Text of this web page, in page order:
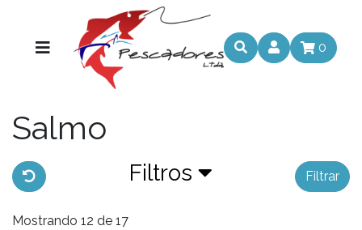
0
Salmo
Filtros Filtrar
Mostrando 12 de 17